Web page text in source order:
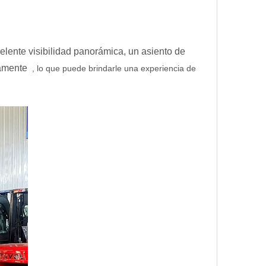
visibilidad panorámica, un asiento de
, lo que puede brindarle una experiencia de